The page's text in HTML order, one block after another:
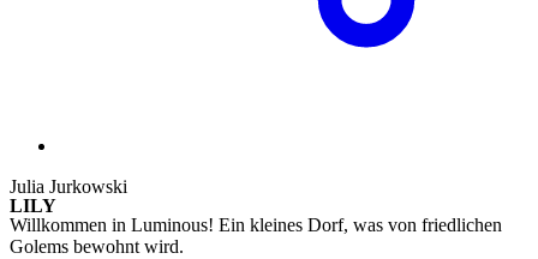
Julia Jurkowski
LILY
Willkommen in Luminous! Ein kleines Dorf, was von friedlichen
Golems bewohnt wird.